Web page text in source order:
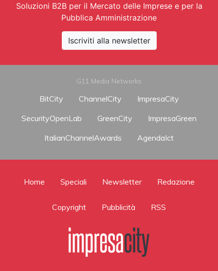
Soluzioni B2B per il Mercato delle Imprese e per la
Pubblica Amministrazione
Iscriviti alla newsletter
G11 Media Networks
BitCity ChannelCity
ImpresaCity
SecurityOpenLab
GreenCity
ImpresaGreen
ItalianChannelAwards
AgendaIct
Home Speciali Newsletter Redazione
Copyright Pubblicità RSS